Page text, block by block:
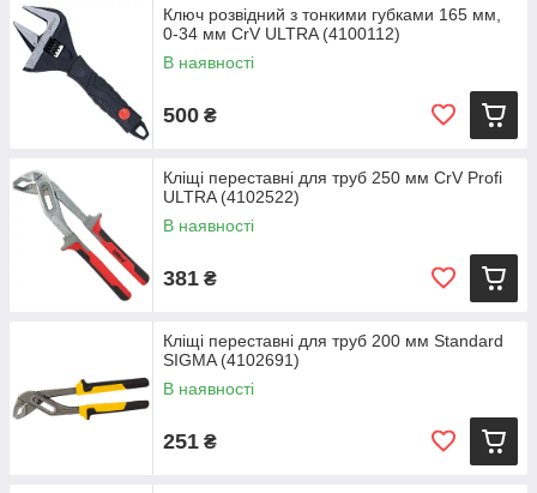
Ключ розвідний з тонкими губками 165 мм,
0-34 мм CrV ULTRA (4100112)
В наявності
500 ₴
Кліщі переставні для труб 250 мм CrV Profi
ULTRA (4102522)
В наявності
381 ₴
Кліщі переставні для труб 200 мм Standard
SIGMA (4102691)
В наявності
251 ₴